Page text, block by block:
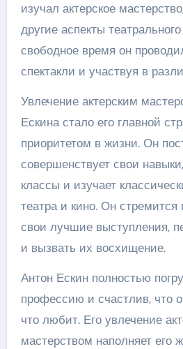
изучал актерское
другие аспекты
свободное время он
спектакли и участвуя в
Увлечение актерским
Ескина стало его главной
приоритетом в жизни. Он
совершенствует свои
классы и изучает
театра и кино. Он стремится
свои лучшие выступления,
и вызвать их восхищение.
Антон Ескин полностью
профессию и счастлив, что
что любит. Его увлечение
мастерством наполняет его